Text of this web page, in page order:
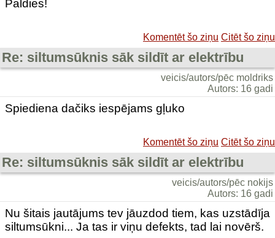
Paldies!
Komentēt šo ziņu Citēt šo ziņu
Re: siltumsūknis sāk sildīt ar elektrību
veicis/autors/pēc moldriks
Autors: 16 gadi
Spiediena dačiks iespējams gļuko
Komentēt šo ziņu Citēt šo ziņu
Re: siltumsūknis sāk sildīt ar elektrību
veicis/autors/pēc nokijs
Autors: 16 gadi
Nu šitais jautājums tev jāuzdod tiem, kas uzstādīja
siltumsūkni... Ja tas ir viņu defekts, tad lai novērš.